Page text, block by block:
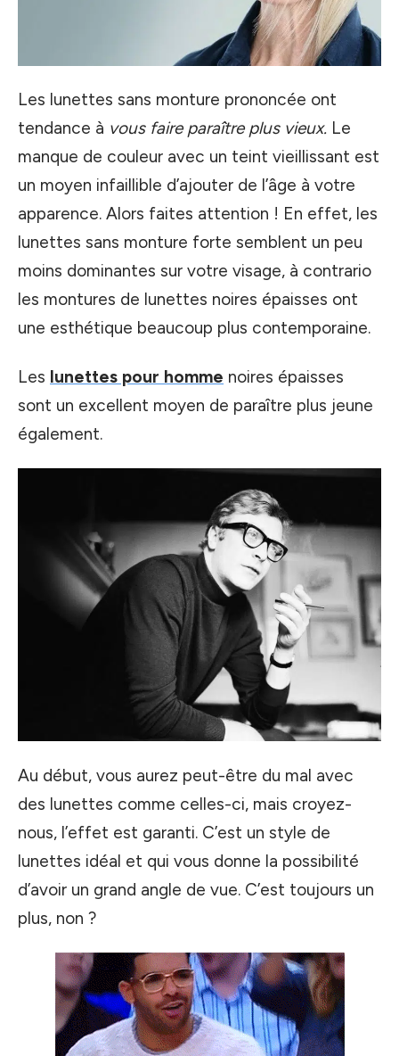
Les lunettes sans monture prononcée ont
tendance à vous faire paraître plus vieux. Le
manque de couleur avec un teint vieillissant est
un moyen infaillible d’ajouter de l’âge à votre
apparence. Alors faites attention ! En effet, les
lunettes sans monture forte semblent un peu
moins dominantes sur votre visage, à contrario
les montures de lunettes noires épaisses ont
une esthétique beaucoup plus contemporaine.
Les lunettes pour homme noires épaisses
sont un excellent moyen de paraître plus jeune
également.
Au début, vous aurez peut-être du mal avec
des lunettes comme celles-ci, mais croyez-
nous, l’effet est garanti. C’est un style de
lunettes idéal et qui vous donne la possibilité
d’avoir un grand angle de vue. C’est toujours un
plus, non ?